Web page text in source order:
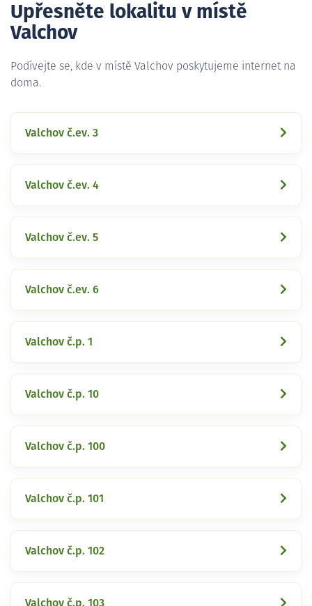
Upřesněte lokalitu v místě
Valchov
Podívejte se, kde v místě Valchov poskytujeme internet na
doma.
Valchov č.ev. 3
Valchov č.ev. 4
Valchov č.ev. 5
Valchov č.ev. 6
Valchov č.p. 1
Valchov č.p. 10
Valchov č.p. 100
Valchov č.p. 101
Valchov č.p. 102
Valchov č.p. 103